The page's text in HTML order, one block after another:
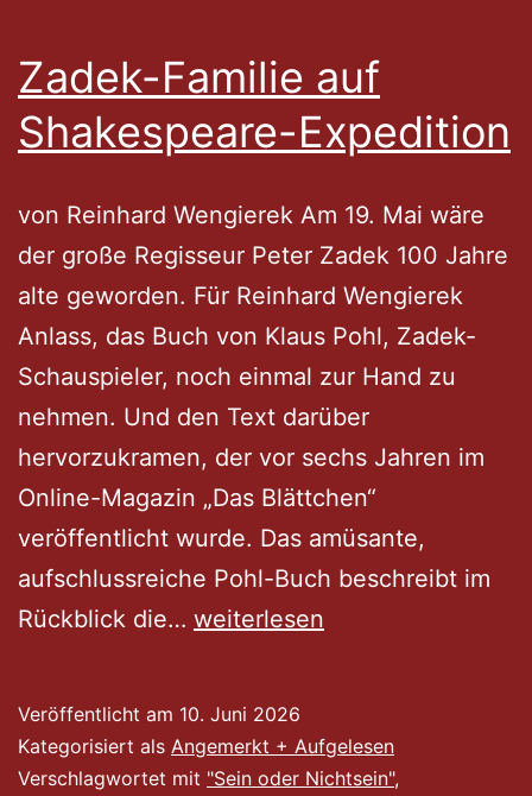
Zadek-Familie auf
Shakespeare-Expedition
von Reinhard Wengierek Am 19. Mai wäre
der große Regisseur Peter Zadek 100 Jahre
alte geworden. Für Reinhard Wengierek
Anlass, das Buch von Klaus Pohl, Zadek-
Schauspieler, noch einmal zur Hand zu
nehmen. Und den Text darüber
hervorzukramen, der vor sechs Jahren im
Online-Magazin „Das Blättchen“
veröffentlicht wurde. Das amüsante,
aufschlussreiche Pohl-Buch beschreibt im
Rückblick die… Zadek-
Shakespeare-
Expedition
weiterlesen
Veröffentlicht am 10. Juni 2026
Kategorisiert als Angemerkt + Aufgelesen
Verschlagwortet mit "Sein oder Nichtsein",